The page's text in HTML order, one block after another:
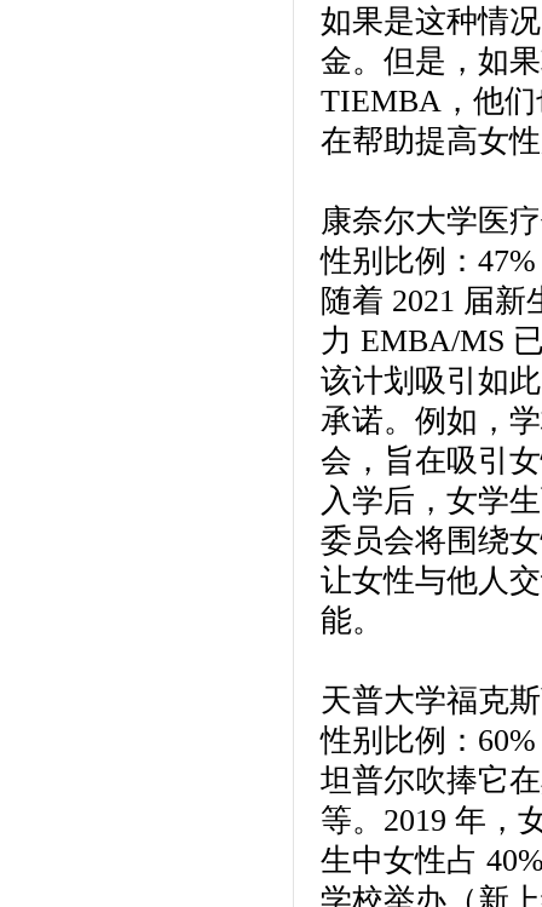
如果是这种情
金。但是，如
TIEMBA，他
在帮助提高女
康奈尔大学医
性别比例：
随着 2021 届
力 EMBA/MS
该计划吸引如
承诺。例如，
会，旨在吸引
入学后，女学
委员会将围绕
让女性与他人
能。
天普大学福克
性别比例：
坦普尔吹捧它
等。2019 年，
生中女性占